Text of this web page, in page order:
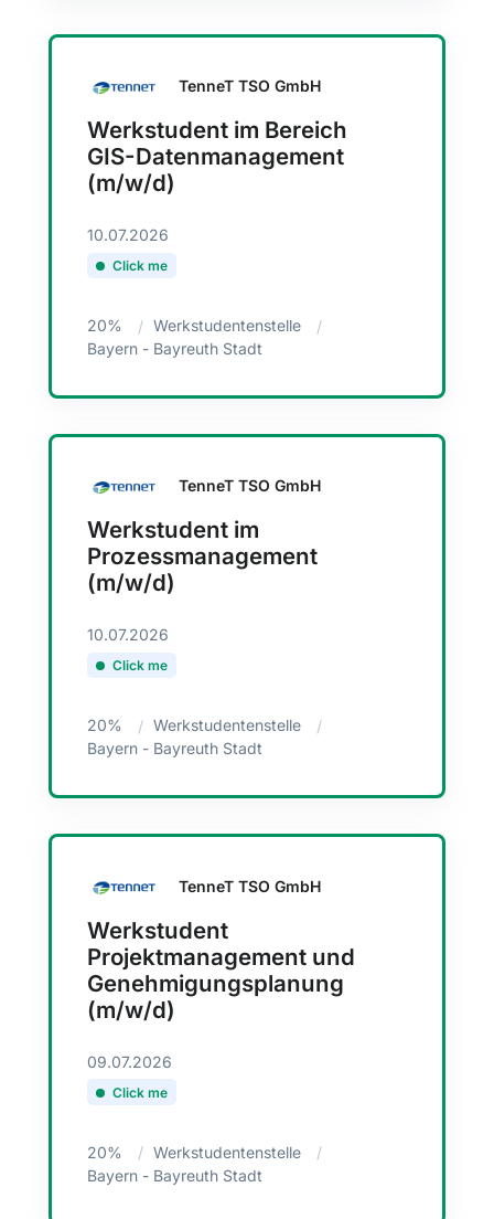
TenneT TSO GmbH
Werkstudent im Bereich
GIS-Datenmanagement
(m/w/d)
10.07.2026
Click me
20%
Werkstudentenstelle
Bayern - Bayreuth Stadt
TenneT TSO GmbH
Werkstudent im
Prozessmanagement
(m/w/d)
10.07.2026
Click me
20%
Werkstudentenstelle
Bayern - Bayreuth Stadt
TenneT TSO GmbH
Werkstudent
Projektmanagement und
Genehmigungsplanung
(m/w/d)
09.07.2026
Click me
20%
Werkstudentenstelle
Bayern - Bayreuth Stadt